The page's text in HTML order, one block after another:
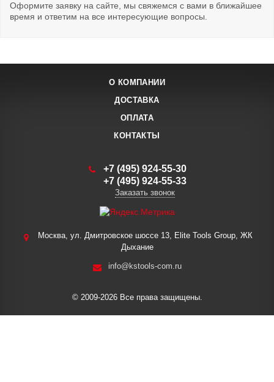
Оформите заявку на сайте, мы свяжемся с вами в ближайшее
время и ответим на все интересующие вопросы.
О КОМПАНИИ
ДОСТАВКА
ОПЛАТА
КОНТАКТЫ
+7 (495) 924-55-30
+7 (495) 924-55-33
Заказать звонок
Москва, ул. Дмитровское шоссе 13, Elite Tools Group, ЖК
Дыхание
info@kstools-com.ru
© 2009-2026 Все права защищены.